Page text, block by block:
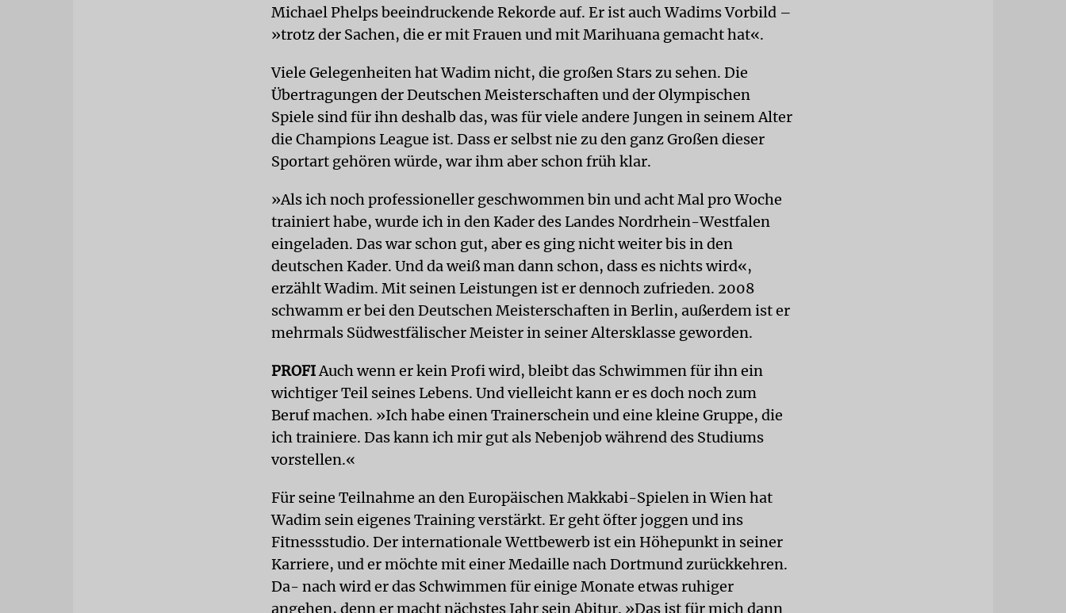
Michael Phelps beeindruckende Rekorde auf. Er ist auch Wadims Vorbild –
»trotz der Sachen, die er mit Frauen und mit Marihuana gemacht hat«.
Viele Gelegenheiten hat Wadim nicht, die großen Stars zu sehen. Die
Übertragungen der Deutschen Meisterschaften und der Olympischen
Spiele sind für ihn deshalb das, was für viele andere Jungen in seinem Alter
die Champions League ist. Dass er selbst nie zu den ganz Großen dieser
Sportart gehören würde, war ihm aber schon früh klar.
»Als ich noch professioneller geschwommen bin und acht Mal pro Woche
trainiert habe, wurde ich in den Kader des Landes Nordrhein-Westfalen
eingeladen. Das war schon gut, aber es ging nicht weiter bis in den
deutschen Kader. Und da weiß man dann schon, dass es nichts wird«,
erzählt Wadim. Mit seinen Leistungen ist er dennoch zufrieden. 2008
schwamm er bei den Deutschen Meisterschaften in Berlin, außerdem ist er
mehrmals Südwestfälischer Meister in seiner Altersklasse geworden.
PROFIAuch wenn er kein Profi wird, bleibt das Schwimmen für ihn ein
wichtiger Teil seines Lebens. Und vielleicht kann er es doch noch zum
Beruf machen. »Ich habe einen Trainerschein und eine kleine Gruppe, die
ich trainiere. Das kann ich mir gut als Nebenjob während des Studiums
vorstellen.«
Für seine Teilnahme an den Europäischen Makkabi-Spielen in Wien hat
Wadim sein eigenes Training verstärkt. Er geht öfter joggen und ins
Fitnessstudio. Der internationale Wettbewerb ist ein Höhepunkt in seiner
Karriere, und er möchte mit einer Medaille nach Dortmund zurückkehren.
Da- nach wird er das Schwimmen für einige Monate etwas ruhiger
angehen, denn er macht nächstes Jahr sein Abitur. »Das ist für mich dann